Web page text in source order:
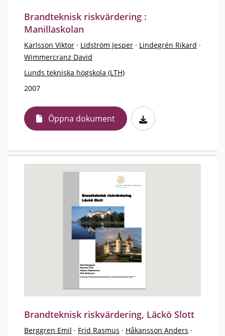
Brandteknisk riskvärdering :
Manillaskolan
Karlsson Viktor · Lidström Jesper · Lindegrén Rikard ·
Wimmercranz David
Lunds tekniska högskola (LTH)
2007
Öppna dokument
Brandteknisk riskvärdering, Läckö Slott
Berggren Emil · Frid Rasmus · Håkansson Anders ·